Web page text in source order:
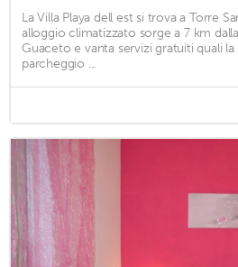
La Villa Playa dell est si trova a Torre
alloggio climatizzato sorge a 7 km
Guaceto e vanta servizi gratuiti quali
parcheggio ...